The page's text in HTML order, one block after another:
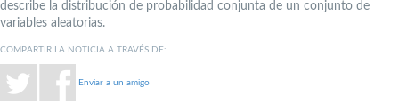
describe la distribución de probabilidad conjunta de un conjunto de
variables aleatorias.
COMPARTIR LA NOTICIA A TRAVÉS DE:
Enviar a un amigo